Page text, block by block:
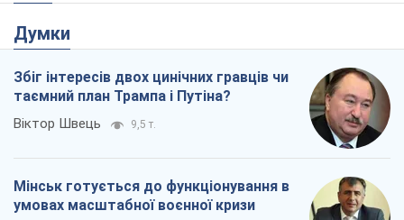
Думки
Збіг інтересів двох цинічних гравців чи
таємний план Трампа і Путіна?
Віктор Швець 9,5 т.
Мінськ готується до функціонування в
умовах масштабної воєнної кризи